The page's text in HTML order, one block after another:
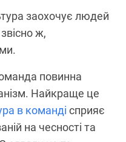
заохочує людей
ж,
повинна
Найкраще це
в команді сприяє
на чесності та